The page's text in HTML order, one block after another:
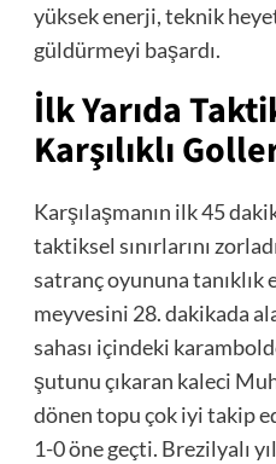
yüksek enerji, teknik
güldürmeyi başardı.
İlk Yarıda
Karşılıklı
Karşılaşmanın ilk 45
taktiksel sınırlarını
satranç oyununa tanıklık
meyvesini 28. dakikada
sahası içindeki
şutunu çıkaran kaleci
dönen topu çok iyi takip
1-0 öne geçti. Brezilyalı